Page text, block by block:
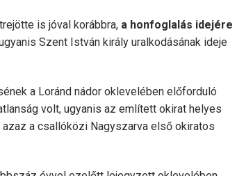
is jóval korábbra, a honfoglalás idejére
Szent István király uralkodásának ideje
a Loránd nádor oklevelében előforduló
volt, ugyanis az említett okirat helyes
azaz a csallóközi Nagyszarva első okiratos